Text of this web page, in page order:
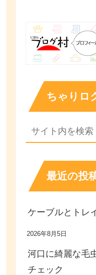
ちゃりロ
最近の投
ケーブルとトレ
2026年8月5日
河口に綺麗な毛
チェック